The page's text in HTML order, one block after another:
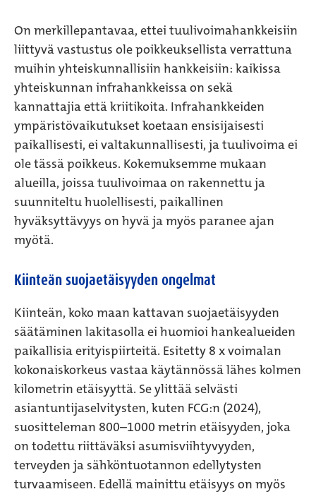
On merkillepantavaa, ettei tuulivoimahankkeisiin
liittyvä vastustus ole poikkeuksellista verrattuna
muihin yhteiskunnallisiin hankkeisiin: kaikissa
yhteiskunnan infrahankkeissa on sekä
kannattajia että kriitikoita. Infrahankkeiden
ympäristövaikutukset koetaan ensisijaisesti
paikallisesti, ei valtakunnallisesti, ja tuulivoima ei
ole tässä poikkeus. Kokemuksemme mukaan
alueilla, joissa tuulivoimaa on rakennettu ja
suunniteltu huolellisesti, paikallinen
hyväksyttävyys on hyvä ja myös paranee ajan
myötä.
Kiinteän suojaetäisyyden ongelmat
Kiinteän, koko maan kattavan suojaetäisyyden
säätäminen lakitasolla ei huomioi hankealueiden
paikallisia erityispiirteitä. Esitetty 8 x voimalan
kokonaiskorkeus vastaa käytännössä lähes kolmen
kilometrin etäisyyttä. Se ylittää selvästi
asiantuntijaselvitysten, kuten FCG:n (2024),
suositteleman 800–1000 metrin etäisyyden, joka
on todettu riittäväksi asumisviihtyvyyden,
terveyden ja sähköntuotannon edellytysten
turvaamiseen. Edellä mainittu etäisyys on myös